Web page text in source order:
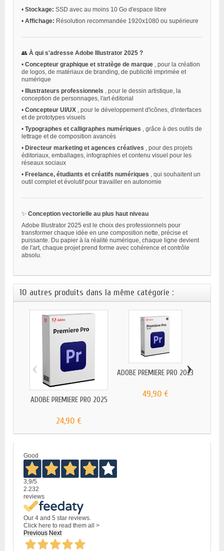
• Stockage: SSD avec au moins 10 Go d'espace libre
• Affichage: Résolution recommandée 1920x1080 ou supérieure
👥 À qui s'adresse Adobe Illustrator 2025 ?
• Concepteur graphique et stratège de marque , pour la création
de logos, de matériaux de branding, de publicité imprimée et
numérique
•
Illustrateurs professionnels , pour le dessin artistique, la
conception de personnages, l'art éditorial
• Concepteur UI/UX , pour le développement d'icônes, d'interfaces
et de prototypes visuels
• Typographes et calligraphes numériques , grâce à des outils de
lettrage et de composition avancés
• Directeur marketing et agences créatives , pour des projets
éditoriaux, emballages, infographies et contenu visuel pour les
réseaux sociaux
• Freelance, étudiants et créatifs numériques , qui souhaitent un
outil complet et évolutif pour travailler en autonomie
✨ Conception vectorielle au plus haut niveau
Adobe Illustrator 2025 est le choix des professionnels pour
transformer chaque idée en une composition nette, précise et
puissante. Du papier à la réalité numérique, chaque ligne devient
de l'art, chaque projet prend forme avec cohérence et contrôle
absolu.
10 autres produits dans la même catégorie :
ADOBE PREMIERE PRO 2025
24,90 €
ADOBE PREMIERE PRO 2023
49,90 €
‹ ›
Good
3,9/5
2.232
reviews
Our 4 and 5 star reviews.
Click here to read them all >
Previous Next